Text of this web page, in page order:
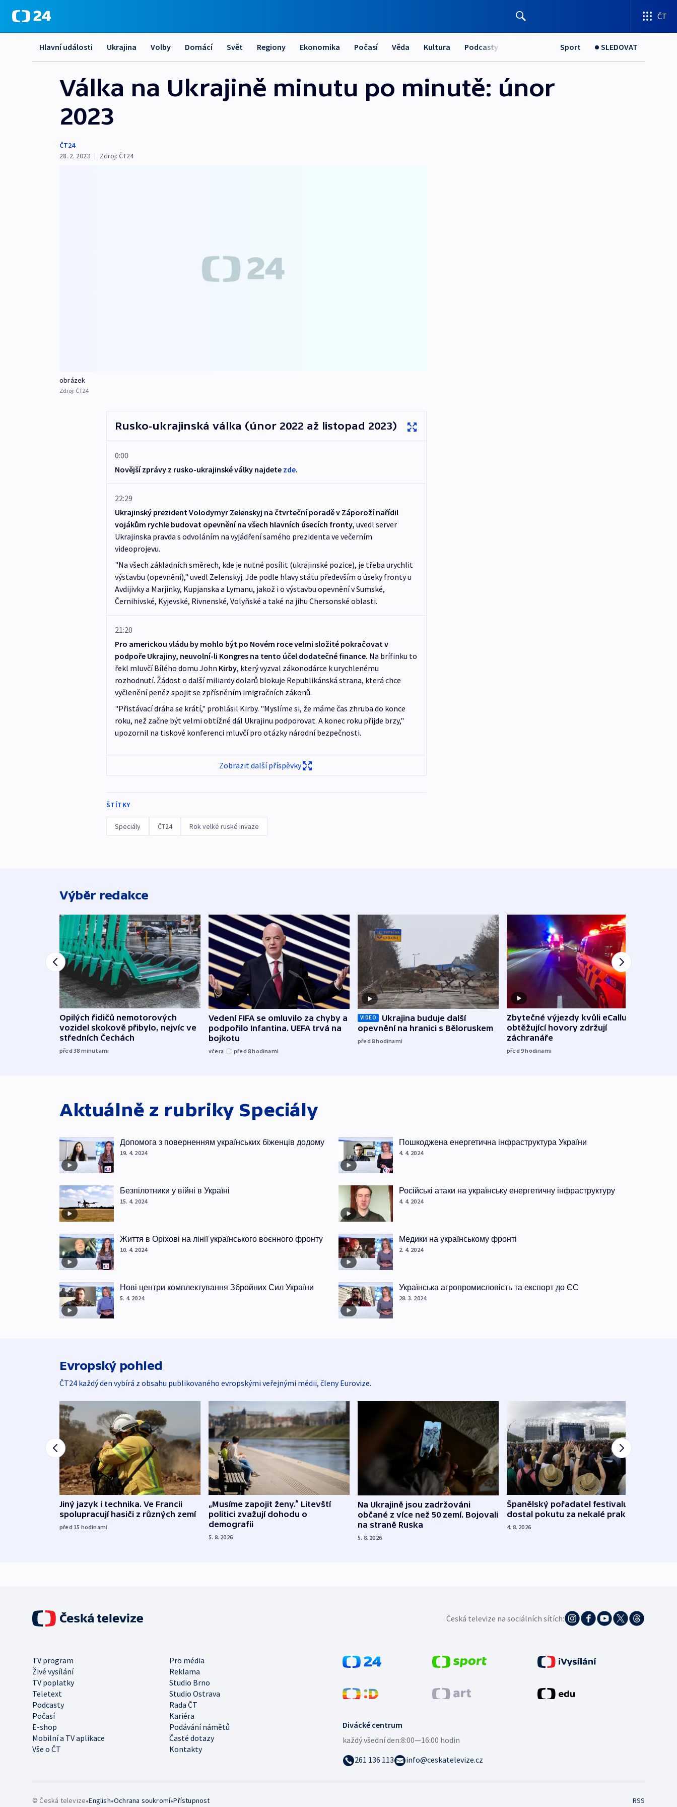
ČT
Hlavní události Ukrajina Volby Domácí Svět Regiony Ekonomika Počasí Věda Kultura Podcasty Sport SLEDOVAT
Válka na Ukrajině minutu po minutě: únor
2023
ČT24
28. 2. 2023 | Zdroj: ČT24
obrázek
Zdroj: ČT24
Rusko-ukrajinská válka (únor 2022 až listopad 2023)
0:00
Novější zprávy z rusko-ukrajinské války najdete zde.
22:29
Ukrajinský prezident Volodymyr Zelenskyj na čtvrteční poradě v Záporoží nařídil
vojákům rychle budovat opevnění na všech hlavních úsecích fronty, uvedl server
Ukrajinska pravda s odvoláním na vyjádření samého prezidenta ve večerním
videoprojevu.
"Na všech základních směrech, kde je nutné posílit (ukrajinské pozice), je třeba urychlit
výstavbu (opevnění)," uvedl Zelenskyj. Jde podle hlavy státu především o úseky fronty u
Avdijivky a Marjinky, Kupjanska a Lymanu, jakož i o výstavbu opevnění v Sumské,
Černihivské, Kyjevské, Rivnenské, Volyňské a také na jihu Chersonské oblasti.
21:20
Pro americkou vládu by mohlo být po Novém roce velmi složité pokračovat v
podpoře Ukrajiny, neuvolní-li Kongres na tento účel dodatečné finance. Na brífinku to
řekl mluvčí Bílého domu John Kirby, který vyzval zákonodárce k urychlenému
rozhodnutí. Žádost o další miliardy dolarů blokuje Republikánská strana, která chce
vyčlenění peněz spojit se zpřísněním imigračních zákonů.
"Přistávací dráha se krátí," prohlásil Kirby. "Myslíme si, že máme čas zhruba do konce
roku, než začne být velmi obtížné dál Ukrajinu podporovat. A konec roku přijde brzy,"
upozornil na tiskové konferenci mluvčí pro otázky národní bezpečnosti.
Zobrazit další příspěvky
ŠTÍTKY
Speciály ČT24 Rok velké ruské invaze
Výběr redakce
Opilých řidičů nemotorových
vozidel skokově přibylo, nejvíc ve
středních Čechách
před 38 minutami
Vedení FIFA se omluvilo za chyby a
podpořilo Infantina. UEFA trvá na
bojkotu
včera před 8hodinami
VIDEO
Ukrajina buduje další
opevnění na hranici s Běloruskem
před 8hodinami
Zbytečné výjezdy kvůli eCallu a
obtěžující hovory zdržují
záchranáře
před 9hodinami
Aktuálně z rubriky Speciály
Допомога з поверненням українських біженців додому
19. 4. 2024
Безпілотники у війні в Україні
15. 4. 2024
Життя в Оріхові на лінії українського воєнного фронту
10. 4. 2024
Нові центри комплектування Збройних Сил України
5. 4. 2024
Пошкоджена енергетична інфраструктура України
4. 4. 2024
Російські атаки на українську енергетичну інфраструктуру
4. 4. 2024
Медики на українському фронті
2. 4. 2024
Українська агропромисловість та експорт до ЄС
28. 3. 2024
Evropský pohled
ČT24 každý den vybírá z obsahu publikovaného evropskými veřejnými médii, členy Eurovize.
Jiný jazyk i technika. Ve Francii
spolupracují hasiči z různých zemí
před 15 hodinami
„Musíme zapojit ženy.“ Litevští
politici zvažují dohodu o
demografii
5. 8. 2026
Na Ukrajině jsou zadržováni
občané z více než 50 zemí. Bojovali
na straně Ruska
5. 8. 2026
Španělský pořadatel festivalu
dostal pokutu za nekalé praktiky
4. 8. 2026
Česká televize na sociálních sítích:
TV program
Pro média
Živé vysílání
Reklama
TV poplatky
Studio Brno
Teletext
Studio Ostrava
Podcasty
Rada ČT
Počasí
Kariéra
E-shop
Podávání námětů
Mobilní a TV aplikace
Časté dotazy
Vše o ČT
Kontakty
Divácké centrum
každý všední den:8:00—16:00 hodin
261 136 113
info@ceskatelevize.cz
© Česká televize•English•Ochrana soukromí•Přístupnost RSS